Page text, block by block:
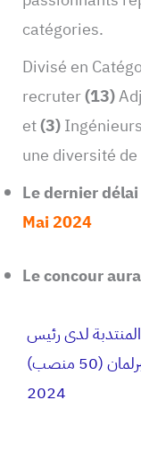
catégories.
Divisé en
recruter(13)
et(3)
une diversité
Le dernier
Mai 2024
Le concour
المنتدبة لدى رئيس
الحكومة المكلفة بالعلاقات مع البرلمان (50 منصب)
2024